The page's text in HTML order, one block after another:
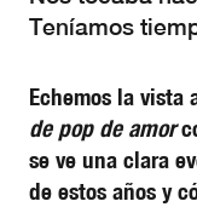
Teníamos
Echemos la
de pop de amor
se ve una clara
de estos años y